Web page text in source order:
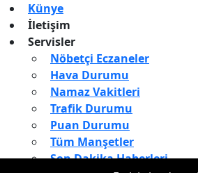
Künye
İletişim
Servisler
Nöbetçi Eczaneler
Hava Durumu
Namaz Vakitleri
Trafik Durumu
Puan Durumu
Tüm Manşetler
Son Dakika Haberleri